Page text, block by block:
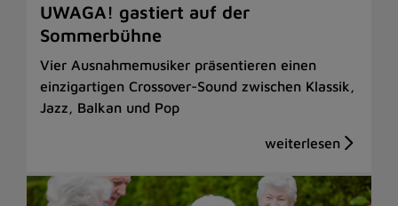
UWAGA! gastiert auf der
Sommerbühne
Vier Ausnahmemusiker präsentieren einen
einzigartigen Crossover-Sound zwischen Klassik,
Jazz, Balkan und Pop